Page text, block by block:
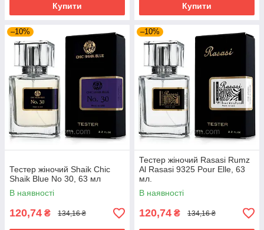
Купити Купити
–10%
Тестер жіночий Shaik Chic
Shaik Blue No 30, 63 мл
В наявності
120,74 ₴ 134,16 ₴
–10%
Тестер жіночий Rasasi Rumz
Al Rasasi 9325 Pour Elle, 63
мл.
В наявності
120,74 ₴ 134,16 ₴